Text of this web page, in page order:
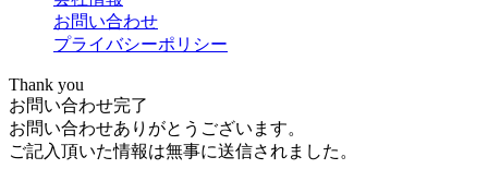
お問い合わせ
プライバシーポリシー
Thank you
お問い合わせ完了
お問い合わせありがとうございます。
ご記入頂いた情報は無事に送信されました。